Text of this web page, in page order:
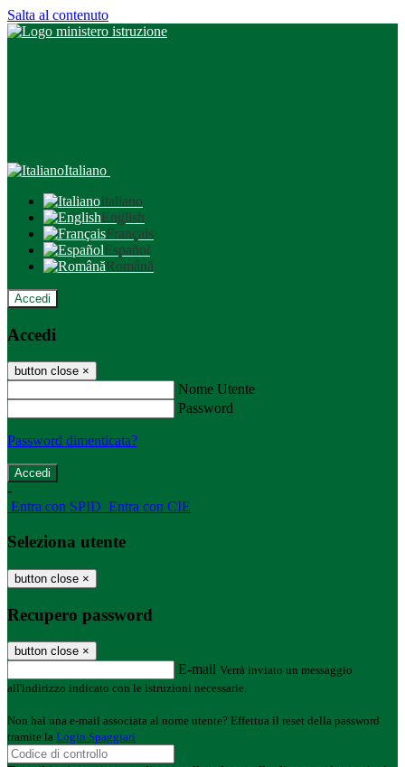
Salta al contenuto
Italiano
Italiano
English
Français
Español
Română
Accedi
Accedi
button close ×
Nome Utente
Password
Password dimenticata?
-
Entra con SPID Entra con CIE
Seleziona utente
button close ×
Recupero password
button close ×
E-mail Verrà inviato un messaggio
all'indirizzo indicato con le istruzioni necessarie.
Non hai una e-mail associata al nome utente? Effettua il reset della password
tramite la Login Spaggiari